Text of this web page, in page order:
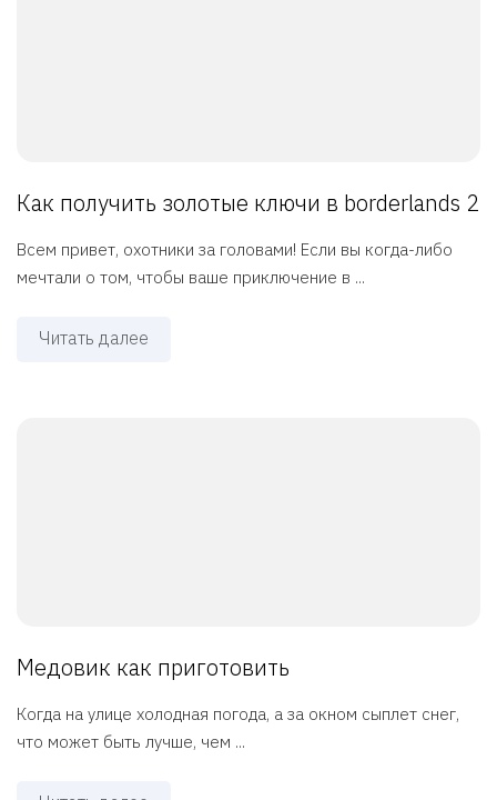
Как получить золотые ключи в borderlands 2
Всем привет, охотники за головами! Если вы когда-либо
мечтали о том, чтобы ваше приключение в ...
Читать далее
Медовик как приготовить
Когда на улице холодная погода, а за окном сыплет снег,
что может быть лучше, чем ...